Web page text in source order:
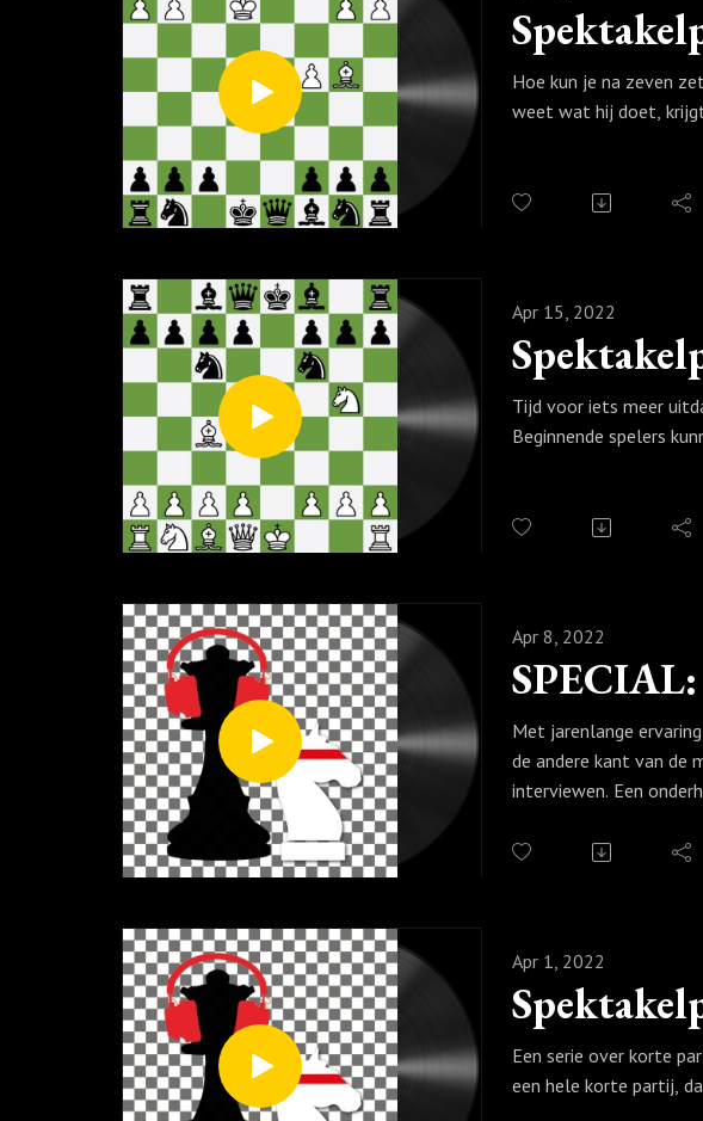
Hoe kun je na zeven
weet wat hij doet,
Apr 15, 2022
Tijd voor iets meer
Beginnende spelers
Apr 8, 2022
Met jarenlange
de andere kant van de
interviewen. Een
Apr 1, 2022
Een serie over korte
een hele korte partij,